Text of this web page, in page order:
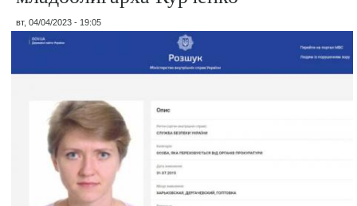
вт, 04/04/2023 - 19:05